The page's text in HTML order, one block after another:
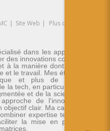
| Site Web |
Plus de
dans les applications
des innovations concrètes.
à la manière dont on peut
et le travail. Mes études en
et plus de 30 ans
la tech, en particulier dans
et de la science des
de l'innovation -
clair. Ma carrière se
expertise technique
la mise en place de